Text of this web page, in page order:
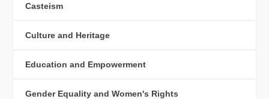
Casteism
Culture and Heritage
Education and Empowerment
Gender Equality and Women's Rights